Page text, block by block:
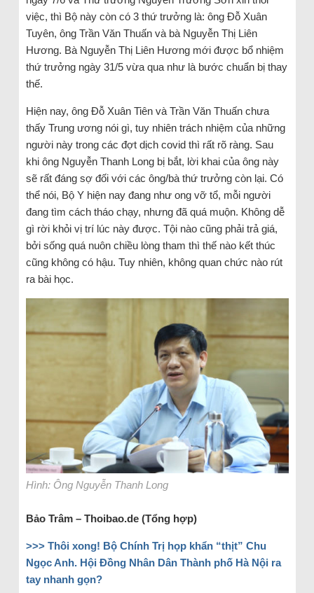
việc, thì Bộ này còn có 3 thứ trưởng là: ông Đỗ Xuân
Tuyên, ông Trần Văn Thuấn và bà Nguyễn Thị Liên
Hương. Bà Nguyễn Thị Liên Hương mới được bổ nhiệm
thứ trưởng ngày 31/5 vừa qua như là bước chuẩn bị thay
thế.
Hiện nay, ông Đỗ Xuân Tiên và Trần Văn Thuấn chưa
thấy Trung ương nói gì, tuy nhiên trách nhiệm của những
người này trong các đợt dịch covid thì rất rõ ràng. Sau
khi ông Nguyễn Thanh Long bị bắt, lời khai của ông này
sẽ rất đáng sợ đối với các ông/bà thứ trưởng còn lại. Có
thể nói, Bộ Y hiện nay đang như ong vỡ tổ, mỗi người
đang tìm cách tháo chạy, nhưng đã quá muộn. Không dễ
gì rời khỏi vị trí lúc này được. Tội nào cũng phải trả giá,
bởi sống quá nuôn chiều lòng tham thì thế nào kết thúc
cũng không có hậu. Tuy nhiên, không quan chức nào rút
ra bài học.
Hình: Ông Nguyễn Thanh Long
Bảo Trâm – Thoibao.de (Tổng hợp)
>>> Thôi xong! Bộ Chính Trị họp khẩn “thịt” Chu
Ngọc Anh. Hội Đồng Nhân Dân Thành phố Hà Nội ra
tay nhanh gọn?